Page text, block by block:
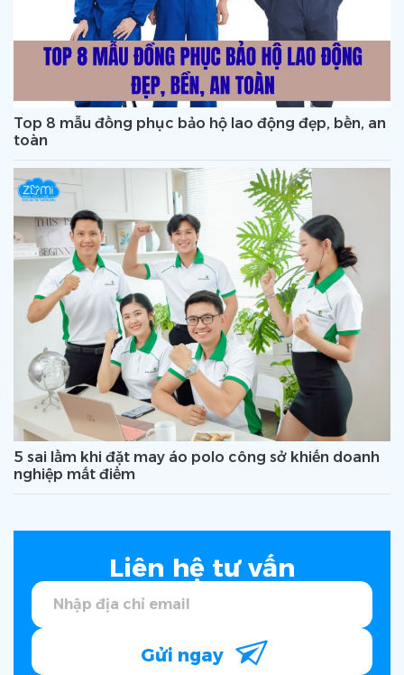
Top 8 mẫu đồng phục bảo hộ lao động đẹp, bền, an
toàn
5 sai lầm khi đặt may áo polo công sở khiến doanh
nghiệp mất điểm
Liên hệ tư vấn
Gửi ngay